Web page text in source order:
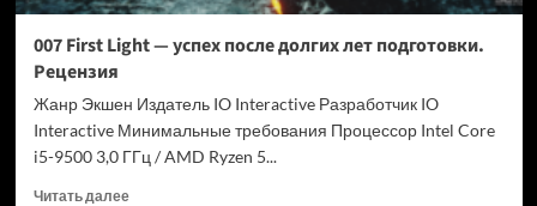
шесть
быстрее
007 First Light — успех после долгих лет подготовки.
Рецензия
Жанр Экшен Издатель IO Interactive Разработчик IO
Interactive Минимальные требования Процессор Intel Core
i5-9500 3,0 ГГц / AMD Ryzen 5...
Читать далееПрочитать